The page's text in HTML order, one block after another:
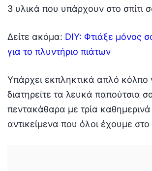
3 υλικά που υπάρχουν στο σπίτι
Δείτε ακόμα: DIY: Φτιάξε μόνος
για το πλυντήριο πιάτων
Υπάρχει εκπληκτικά απλό κόλπο
διατηρείτε τα λευκά παπούτσια
πεντακάθαρα με τρία καθημερινά
αντικείμενα που όλοι έχουμε στο